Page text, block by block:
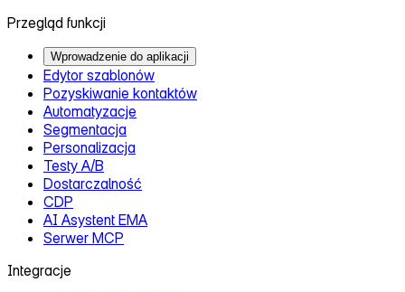
Przegląd funkcji
Wprowadzenie do aplikacji
Edytor szablonów
Pozyskiwanie kontaktów
Automatyzacje
Segmentacja
Personalizacja
Testy A/B
Dostarczalność
CDP
AI Asystent EMA
Serwer MCP
Integracje